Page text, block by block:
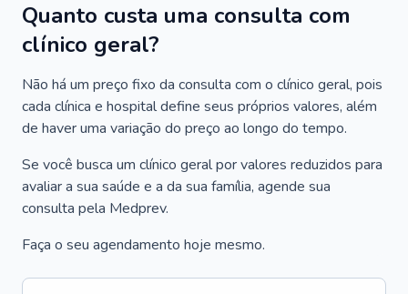
Quanto custa uma consulta com
clínico geral?
Não há um preço fixo da consulta com o clínico geral, pois
cada clínica e hospital define seus próprios valores, além
de haver uma variação do preço ao longo do tempo.
Se você busca um clínico geral por valores reduzidos para
avaliar a sua saúde e a da sua família, agende sua
consulta pela Medprev.
Faça o seu agendamento hoje mesmo.